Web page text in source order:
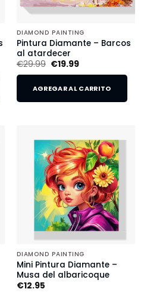
DIAMOND PAINTING
Pintura Diamante – Barcos
al atardecer
€29.99 €19.99
AGREGAR AL CARRITO
DIAMOND PAINTING
Mini Pintura Diamante –
Musa del albaricoque
€12.95